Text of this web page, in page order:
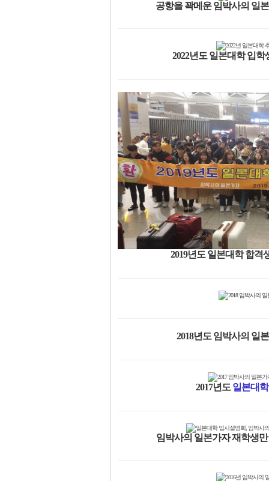
공항을 꽉메운 임박사의 일
2022년도 일본대학 입학
2019년도 일본대학 합격
2018년도 임박사의 일
2017년도 일본대
임박사의 일본가자 재학생